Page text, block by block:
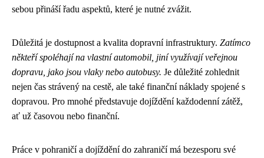
sebou přináší řadu aspektů, které je nutné zvážit.
Důležitá je dostupnost a kvalita dopravní infrastruktury. Zatímco
někteří spoléhají na vlastní automobil, jiní využívají veřejnou
dopravu, jako jsou vlaky nebo autobusy. Je důležité zohlednit
nejen čas strávený na cestě, ale také finanční náklady spojené s
dopravou. Pro mnohé představuje dojíždění každodenní zátěž,
ať už časovou nebo finanční.
Práce v pohraničí a dojíždění do zahraničí má bezesporu své